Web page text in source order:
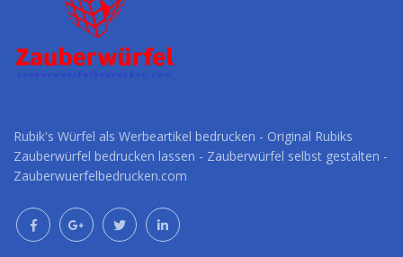
Rubik's Würfel als Werbeartikel bedrucken - Original Rubiks
Zauberwürfel bedrucken lassen - Zauberwürfel selbst gestalten -
Zauberwuerfelbedrucken.com